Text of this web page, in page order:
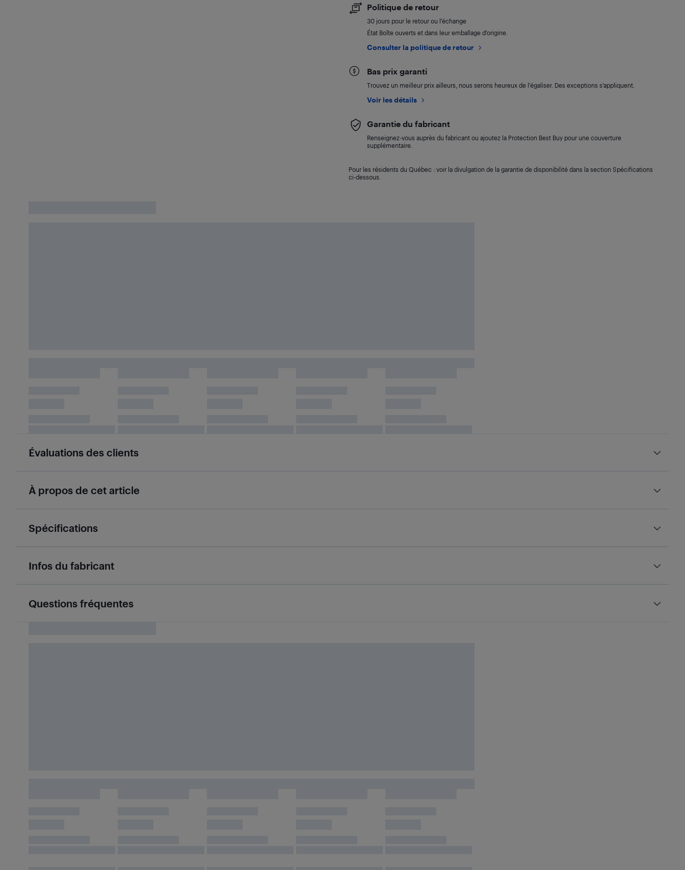
Politique de retour
30 jours pour le retour ou l’échange
État Boîte ouverts et dans leur emballage d’origine.
Consulter la politique de retour
Bas prix garanti
Trouvez un meilleur prix ailleurs, nous serons heureux de l’égaliser. Des exceptions s’appliquent.
Voir les détails
Garantie du fabricant
Renseignez-vous auprès du fabricant ou ajoutez la Protection Best Buy pour une couverture
supplémentaire.
Pour les résidents du Québec : voir la divulgation de la garantie de disponibilité dans la section Spécifications
ci-dessous.
Évaluations des clients
À propos de cet article
Spécifications
Infos du fabricant
Questions fréquentes